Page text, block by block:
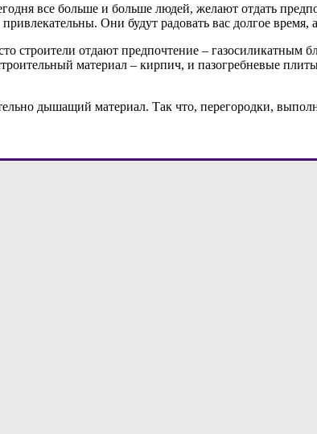
все больше и больше людей, желают отдать
Они будут радовать вас долгое
строители отдают предпочтение – газосиликатным
материал – кирпич, и пазогребневые
дышащий материал. Так что, перегородки,